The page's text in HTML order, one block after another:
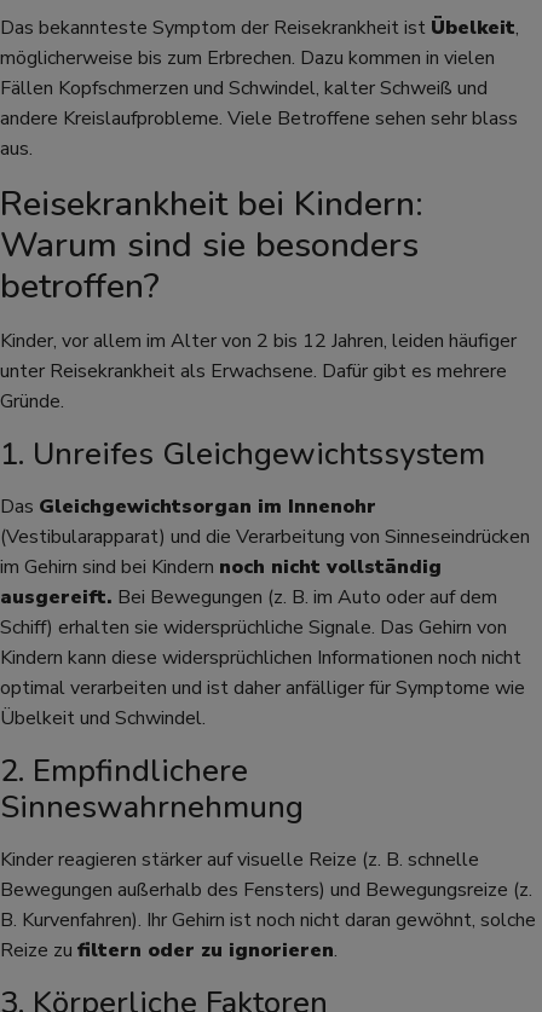
Das bekannteste Symptom der Reisekrankheit ist Übelkeit,
möglicherweise bis zum Erbrechen. Dazu kommen in vielen
Fällen Kopfschmerzen und Schwindel, kalter Schweiß und
andere Kreislaufprobleme. Viele Betroffene sehen sehr blass
aus.
Reisekrankheit bei Kindern:
Warum sind sie besonders
betroffen?
Kinder, vor allem im Alter von 2 bis 12 Jahren, leiden häufiger
unter Reisekrankheit als Erwachsene. Dafür gibt es mehrere
Gründe.
1. Unreifes Gleichgewichtssystem
Das Gleichgewichtsorgan im Innenohr
(Vestibularapparat) und die Verarbeitung von Sinneseindrücken
im Gehirn sind bei Kindern noch nicht vollständig
ausgereift. Bei Bewegungen (z. B. im Auto oder auf dem
Schiff) erhalten sie widersprüchliche Signale. Das Gehirn von
Kindern kann diese widersprüchlichen Informationen noch nicht
optimal verarbeiten und ist daher anfälliger für Symptome wie
Übelkeit und Schwindel.
2. Empfindlichere
Sinneswahrnehmung
Kinder reagieren stärker auf visuelle Reize (z. B. schnelle
Bewegungen außerhalb des Fensters) und Bewegungsreize (z.
B. Kurvenfahren). Ihr Gehirn ist noch nicht daran gewöhnt, solche
Reize zu filtern oder zu ignorieren.
3. Körperliche Faktoren